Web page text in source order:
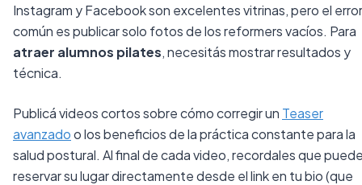
Instagram y Facebook son excelentes vitrinas, pero el error
común es publicar solo fotos de los reformers vacíos. Para
atraer alumnos pilates, necesitás mostrar resultados y
técnica.
Publicá videos cortos sobre cómo corregir un Teaser
avanzadoo los beneficios de la práctica constante para la
salud postural. Al final de cada video, recordales que
reservar su lugar directamente desde el link en tu bio (que